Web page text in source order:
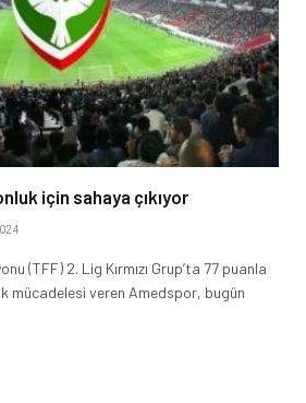
için sahaya çıkıyor
(TFF) 2. Lig Kırmızı Grup’ta 77 puanla
mücadelesi veren Amedspor, bugün